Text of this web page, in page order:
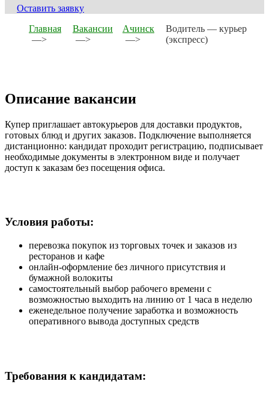
Оставить заявку
Главная
—>
Вакансии
—>
Ачинск
—>
Водитель — курьер
(экспресс)
Описание вакансии
Купер приглашает автокурьеров для доставки продуктов,
готовых блюд и других заказов. Подключение выполняется
дистанционно: кандидат проходит регистрацию, подписывает
необходимые документы в электронном виде и получает
доступ к заказам без посещения офиса.
Условия работы:
перевозка покупок из торговых точек и заказов из
ресторанов и кафе
онлайн-оформление без личного присутствия и
бумажной волокиты
самостоятельный выбор рабочего времени с
возможностью выходить на линию от 1 часа в неделю
еженедельное получение заработка и возможность
оперативного вывода доступных средств
Требования к кандидатам: